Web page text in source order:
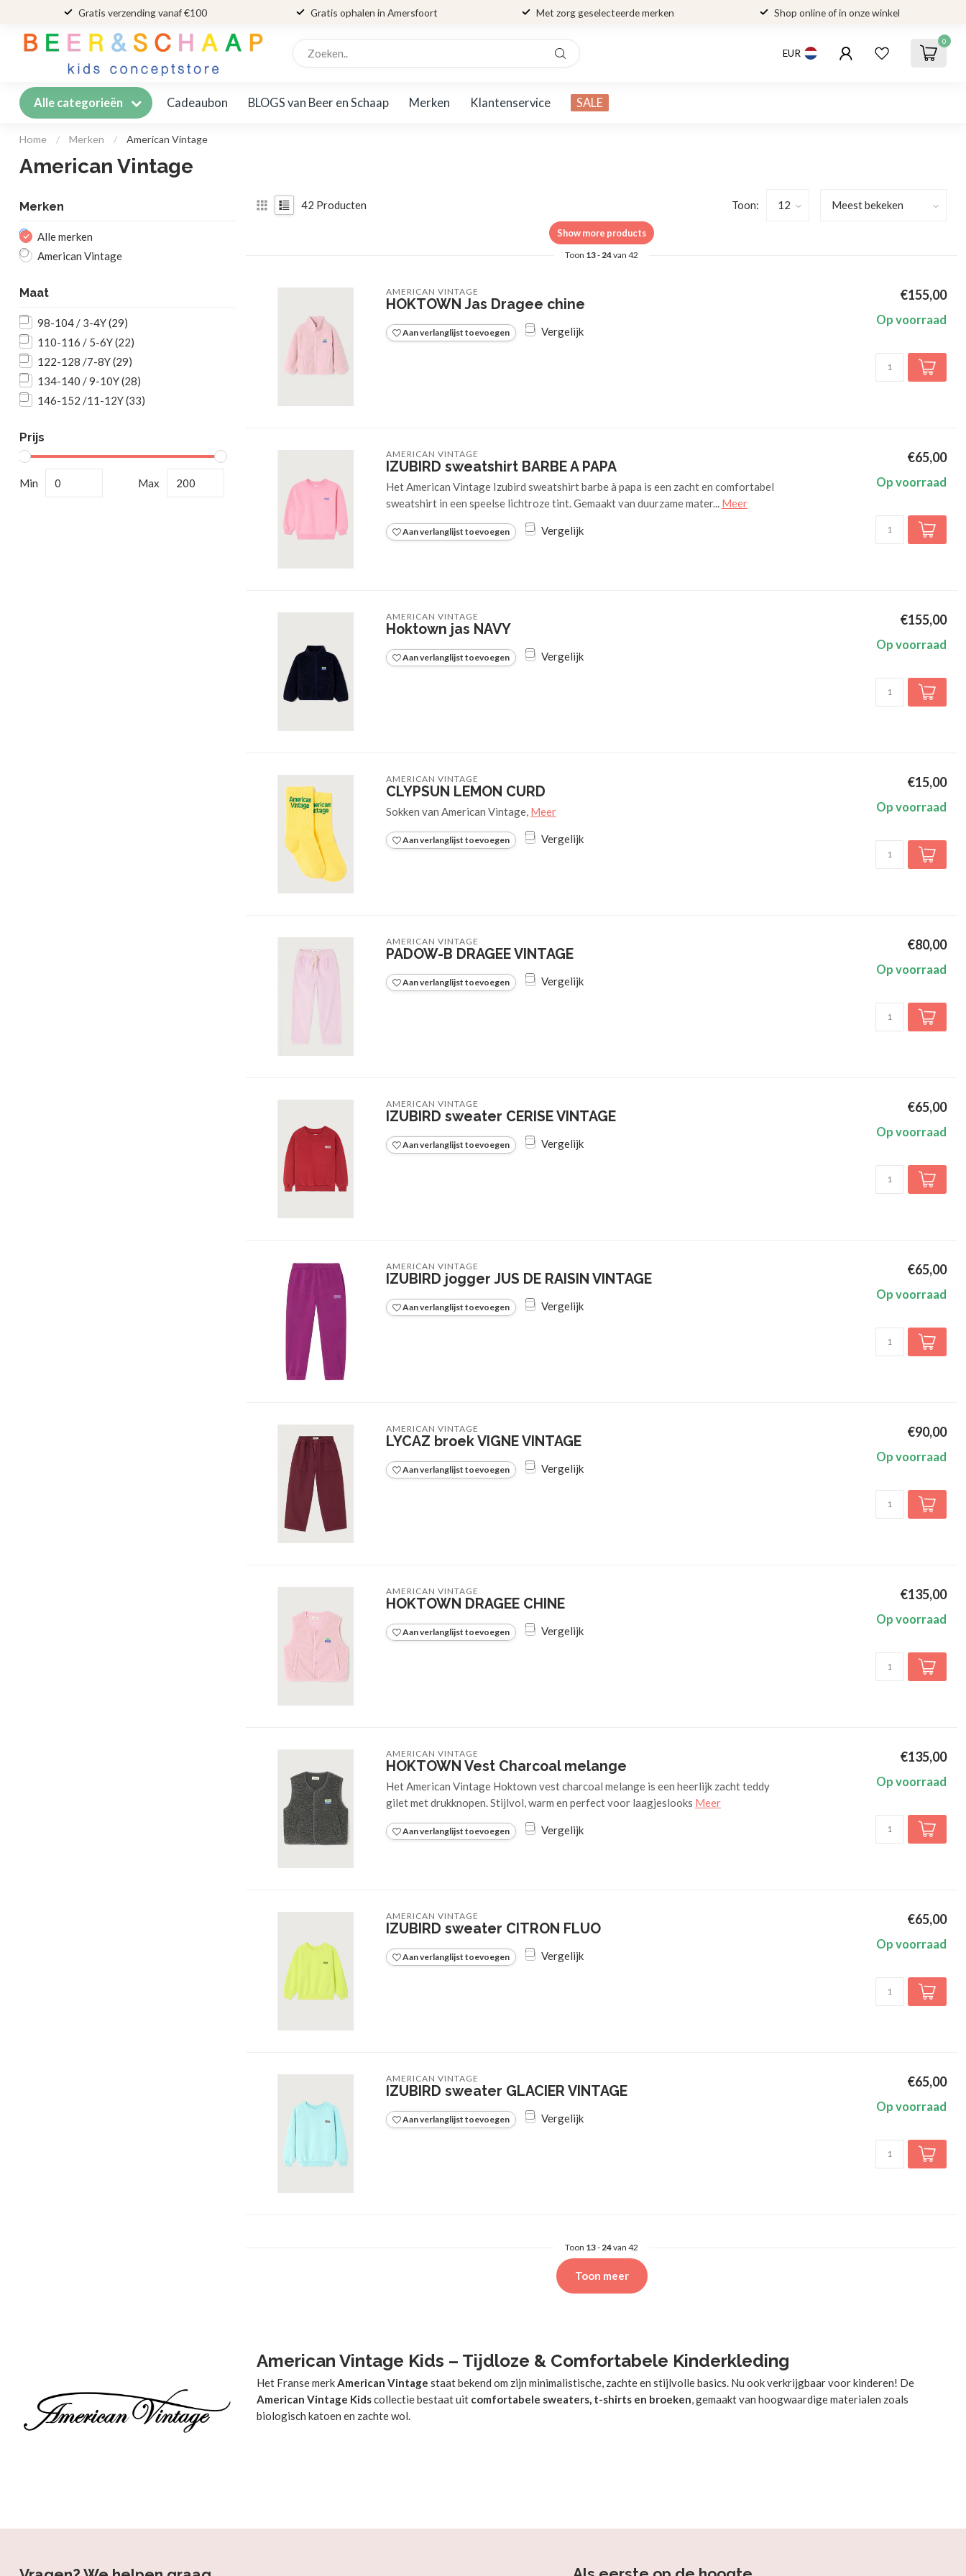
Gratis verzending vanaf €100 Gratis ophalen in Amersfoort Met zorg geselecteerde merken Shop online of in onze winkel
EUR
0
Alle categorieën Cadeaubon BLOGS van Beer en Schaap Merken Klantenservice SALE
Home / Merken / American Vintage
American Vintage
Merken
Alle merken
American Vintage
Maat
98-104 / 3-4Y(29)
110-116 / 5-6Y(22)
122-128 /7-8Y(29)
134-140 / 9-10Y(28)
146-152 /11-12Y(33)
Prijs
Min Max
42 Producten Toon:
Show more products
Toon 13-24van 42
AMERICAN VINTAGE
HOKTOWN Jas Dragee chine
Aan verlanglijst toevoegen Vergelijk
€155,00
Op voorraad
AMERICAN VINTAGE
IZUBIRD sweatshirt BARBE A PAPA
Het American Vintage Izubird sweatshirt barbe à papa is een zacht en comfortabel
sweatshirt in een speelse lichtroze tint. Gemaakt van duurzame mater... Meer
Aan verlanglijst toevoegen Vergelijk
€65,00
Op voorraad
AMERICAN VINTAGE
Hoktown jas NAVY
Aan verlanglijst toevoegen Vergelijk
€155,00
Op voorraad
AMERICAN VINTAGE
CLYPSUN LEMON CURD
Sokken van American Vintage, Meer
Aan verlanglijst toevoegen Vergelijk
€15,00
Op voorraad
AMERICAN VINTAGE
PADOW-B DRAGEE VINTAGE
Aan verlanglijst toevoegen Vergelijk
€80,00
Op voorraad
AMERICAN VINTAGE
IZUBIRD sweater CERISE VINTAGE
Aan verlanglijst toevoegen Vergelijk
€65,00
Op voorraad
AMERICAN VINTAGE
IZUBIRD jogger JUS DE RAISIN VINTAGE
Aan verlanglijst toevoegen Vergelijk
€65,00
Op voorraad
AMERICAN VINTAGE
LYCAZ broek VIGNE VINTAGE
Aan verlanglijst toevoegen Vergelijk
€90,00
Op voorraad
AMERICAN VINTAGE
HOKTOWN DRAGEE CHINE
Aan verlanglijst toevoegen Vergelijk
€135,00
Op voorraad
AMERICAN VINTAGE
HOKTOWN Vest Charcoal melange
Het American Vintage Hoktown vest charcoal melange is een heerlijk zacht teddy
gilet met drukknopen. Stijlvol, warm en perfect voor laagjeslooks Meer
Aan verlanglijst toevoegen Vergelijk
€135,00
Op voorraad
AMERICAN VINTAGE
IZUBIRD sweater CITRON FLUO
Aan verlanglijst toevoegen Vergelijk
€65,00
Op voorraad
AMERICAN VINTAGE
IZUBIRD sweater GLACIER VINTAGE
Aan verlanglijst toevoegen Vergelijk
€65,00
Op voorraad
Toon 13-24van 42
Toon meer
American Vintage Kids – Tijdloze & Comfortabele Kinderkleding
Het Franse merkAmerican Vintage staat bekend om zijn minimalistische, zachte en stijlvolle basics. Nu ook verkrijgbaar voor kinderen! De
American Vintage Kidscollectie bestaat uit comfortabele sweaters, t-shirts en broeken, gemaakt van hoogwaardige materialen zoals
biologisch katoen en zachte wol.